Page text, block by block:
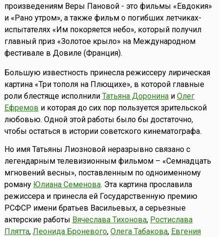
произведениям Веры Пановой - это фильмы «Евдокия»
и «Рано утром», а также фильм о погибших летчиках-
испытателях «Им покоряется небо», который получил
главный приз «Золотое крыло» на Международном
фестивале в Довиле (Франция).
Большую известность принесла режиссеру лирическая
картина «Три тополя на Плющихе», в которой главные
роли блестяще исполнили Татьяна Доронинаи Олег
Ефремов и которая до сих пор пользуется зрительской
любовью. Одной этой работы было бы достаточно,
чтобы остаться в истории советского кинематографа.
Но имя Татьяны Лиозновой неразрывно связано с
легендарным телевизионным фильмом – «Семнадцать
мгновений весны», поставленным по одноименному
роману Юлиана Семенова. Эта картина прославила
режиссера и принесла ей Государственную премию
РСФСР имени братьев Васильевых, а серьезные
актерские работы Вячеслава Тихонова, Ростислава
Плятта, Леонида Броневого, Олега Табакова, Евгения